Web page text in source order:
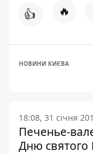
👍 🔥
НОВИНИ КИЄВА
18:08, 31 січня
Печенье-
Дню святого